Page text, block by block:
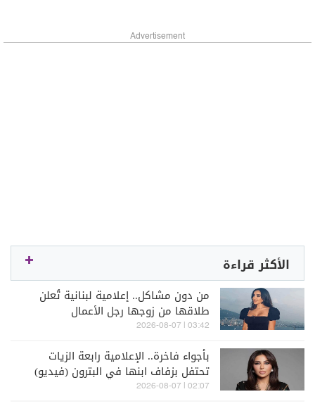
Advertisement
الأكثر قراءة
من دون مشاكل.. إعلامية لبنانية تُعلن
طلاقها من زوجها رجل الأعمال
03:42 | 2026-08-07
بأجواء فاخرة.. الإعلامية رابعة الزيات
تحتفل بزفاف ابنها في البترون (فيديو)
02:07 | 2026-08-07